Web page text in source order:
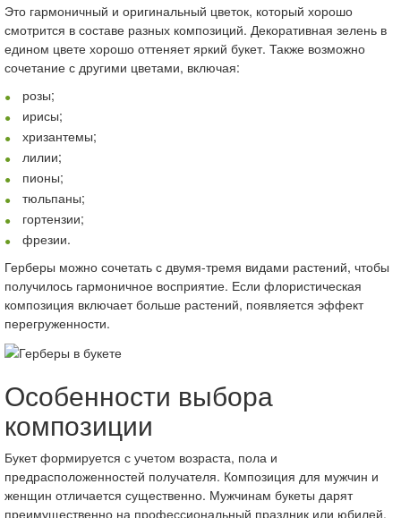
Это гармоничный и оригинальный цветок, который хорошо
смотрится в составе разных композиций. Декоративная зелень в
едином цвете хорошо оттеняет яркий букет. Также возможно
сочетание с другими цветами, включая:
розы;
ирисы;
хризантемы;
лилии;
пионы;
тюльпаны;
гортензии;
фрезии.
Герберы можно сочетать с двумя-тремя видами растений, чтобы
получилось гармоничное восприятие. Если флористическая
композиция включает больше растений, появляется эффект
перегруженности.
Особенности выбора
композиции
Букет формируется с учетом возраста, пола и
предрасположенностей получателя. Композиция для мужчин и
женщин отличается существенно. Мужчинам букеты дарят
преимущественно на профессиональный праздник или юбилей.